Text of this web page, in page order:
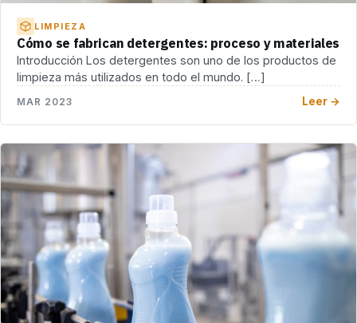
LIMPIEZA
Cómo se fabrican detergentes: proceso y materiales
Introducción Los detergentes son uno de los productos de
limpieza más utilizados en todo el mundo. […]
MAR 2023 Leer →